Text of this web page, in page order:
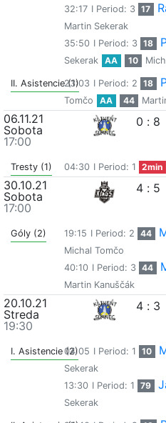
32:17 I Period: 3 17
Martin Sekerak
35:50 I Period: 3 18
Sekerak
AA 10
II. Asistencie (1)
23:03 I Period: 2 18
Tomčo
AA 44
06.11.21
Sobota
17:00
0 : 8
Tresty (1) 04:30 I Period: 1 2min
30.10.21
Sobota
17:00
4 : 5
Góly (2) 19:15 I Period: 2 44
Michal Tomčo
40:10 I Period: 3 44
Martin Kanuščák
20.10.21
Streda
19:30
4 : 3
I. Asistencie (2)04:05 I Period: 1 10
Sekerak
13:30 I Period: 1 79
Sekerak